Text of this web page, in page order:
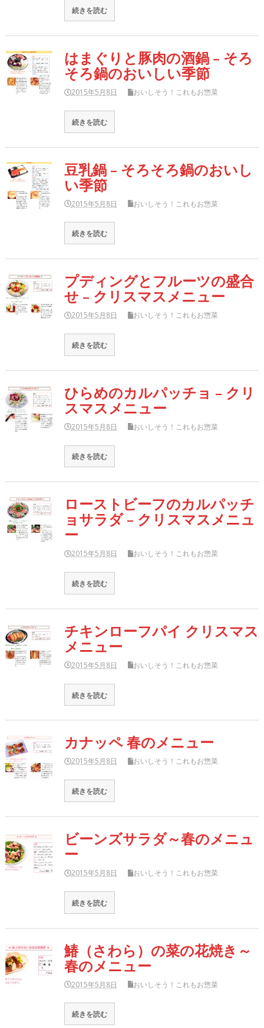
続きを読む
はまぐりと豚肉の酒鍋 – そろ
そろ鍋のおいしい季節
2015年5月8日 おいしそう！これもお惣菜
続きを読む
豆乳鍋 – そろそろ鍋のおいし
い季節
2015年5月8日 おいしそう！これもお惣菜
続きを読む
プディングとフルーツの盛合
せ – クリスマスメニュー
2015年5月8日 おいしそう！これもお惣菜
続きを読む
ひらめのカルパッチョ – クリ
スマスメニュー
2015年5月8日 おいしそう！これもお惣菜
続きを読む
ローストビーフのカルパッチ
ョサラダ – クリスマスメニュ
ー
2015年5月8日 おいしそう！これもお惣菜
続きを読む
チキンローフパイ クリスマス
メニュー
2015年5月8日 おいしそう！これもお惣菜
続きを読む
カナッペ 春のメニュー
2015年5月8日 おいしそう！これもお惣菜
続きを読む
ビーンズサラダ～春のメニュ
ー
2015年5月8日 おいしそう！これもお惣菜
続きを読む
鰆（さわら）の菜の花焼き～
春のメニュー
2015年5月8日 おいしそう！これもお惣菜
続きを読む